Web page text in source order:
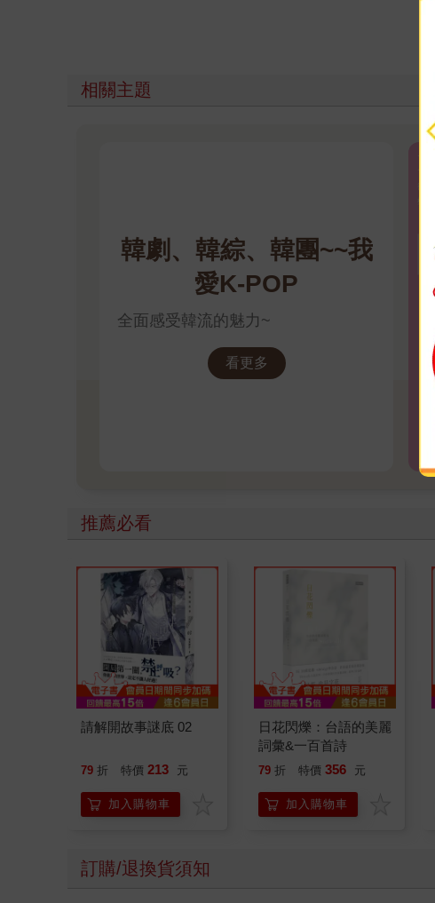
相關主題
韓劇、韓綜、韓團~~我
愛K-POP
全面感受韓流的魅力~
看更多
推薦必看
請解開故事謎底 02
79 折 特價 213 元
加入購物車
日花閃爍：台語的美麗
詞彙&一百首詩
79 折 特價 356 元
加入購物車
訂購/退換貨須知